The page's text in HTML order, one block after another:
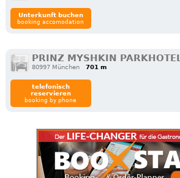
Unterkunft buchen
booking accomodation
PRINZ MYSHKIN PARKHOTEL
80997 München 701 m
telefonisch
reservieren
booking by phone